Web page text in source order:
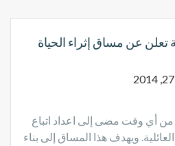
تعلن عن مساق إثراء الحياة
من أي وقت مضى إلى اعداد اتباع
ويهدف هذا المساق إلى بناء